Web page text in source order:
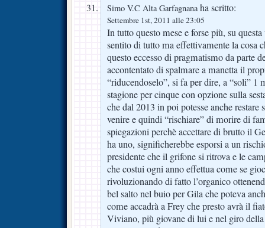
Simo V.C Alta Garfagnanaha scritto:
Settembre 1st, 2011 alle 23:05
In tutto questo mese e forse più, su
sentito di tutto ma effettivamente la cosa
questo eccesso di pragmatismo da parte
accontentato di spalmare a manetta il
“riducendoselo”, si fa per dire, a “soli” 1
stagione per cinque con opzione sulla
che dal 2013 in poi potesse anche restare
venire e quindi “rischiare” di morire di
spiegazioni perchè accettare di brutto il
ha uno, significherebbe esporsi a un
presidente che il grifone si ritrova e le
che costui ogni anno effettua come se
rivoluzionando di fatto l’organico
bel salto nel buio per Gila che poteva
come accadrà a Frey che presto avrà il
Viviano, più giovane di lui e nel giro